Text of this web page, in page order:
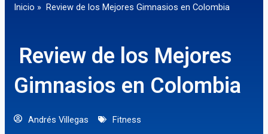
Inicio » Review de los Mejores Gimnasios en Colombia
Review de los Mejores
Gimnasios en Colombia
Andrés Villegas Fitness